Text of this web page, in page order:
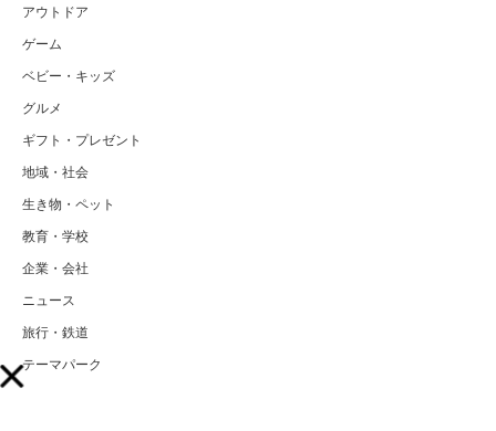
アウトドア
ゲーム
ベビー・キッズ
グルメ
ギフト・プレゼント
地域・社会
生き物・ペット
教育・学校
企業・会社
ニュース
旅行・鉄道
テーマパーク